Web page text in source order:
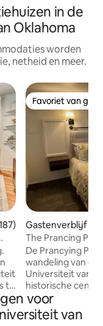
in de
Oklahoma
worden
netheid en meer.
beoordeling van
te
Favoriet van
Favoriet van
Gastenverblijf in
The Prancing
De Prancying
wandeling van de
Universiteit van
historische
District,
eetgelegenheden. De Pony is
rustige en
voor
van